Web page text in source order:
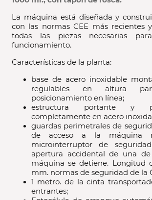
La máquina está diseñada y
con las normas CEE más recientes
todas las piezas necesarias
funcionamiento.
Características de la planta:
base de acero inoxidable
regulables en altura
posicionamiento en línea;
estructura portante y
completamente en acero
guardas perimetrales de
de acceso a la máquina
microinterruptor de
apertura accidental de una
máquina se detiene. Longitud
mm. normas de seguridad de la
1 metro. de la cinta
entrantes;